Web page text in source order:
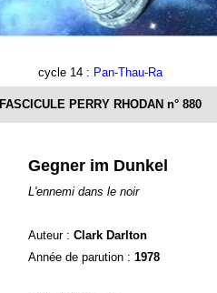
cycle 14 : Pan-Thau-Ra
FASCICULE PERRY RHODAN n° 880
Gegner im Dunkel
L'ennemi dans le noir
Auteur : Clark Darlton
Année de parution : 1978